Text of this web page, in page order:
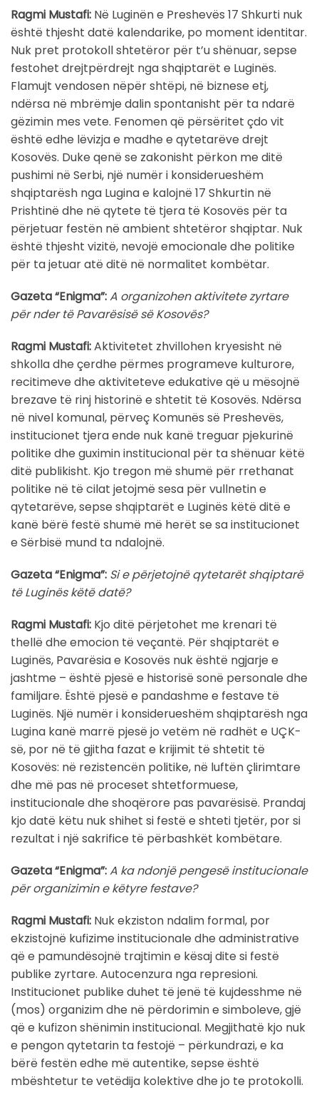
Ragmi Mustafi: Në Luginën e Preshevës 17 Shkurti nuk
është thjesht datë kalendarike, po moment identitar.
Nuk pret protokoll shtetëror për t’u shënuar, sepse
festohet drejtpërdrejt nga shqiptarët e Luginës.
Flamujt vendosen nëpër shtëpi, në biznese etj,
ndërsa në mbrëmje dalin spontanisht për ta ndarë
gëzimin mes vete. Fenomen që përsëritet çdo vit
është edhe lëvizja e madhe e qytetarëve drejt
Kosovës. Duke qenë se zakonisht përkon me ditë
pushimi në Serbi, një numër i konsiderueshëm
shqiptarësh nga Lugina e kalojnë 17 Shkurtin në
Prishtinë dhe në qytete të tjera të Kosovës për ta
përjetuar festën në ambient shtetëror shqiptar. Nuk
është thjesht vizitë, nevojë emocionale dhe politike
për ta jetuar atë ditë në normalitet kombëtar.
Gazeta “Enigma”:A organizohen aktivitete zyrtare
për nder të Pavarësisë së Kosovës?
Ragmi Mustafi:Aktivitetet zhvillohen kryesisht në
shkolla dhe çerdhe përmes programeve kulturore,
recitimeve dhe aktiviteteve edukative që u mësojnë
brezave të rinj historinë e shtetit të Kosovës. Ndërsa
në nivel komunal, përveç Komunës së Preshevës,
institucionet tjera ende nuk kanë treguar pjekurinë
politike dhe guximin institucional për ta shënuar këtë
ditë publikisht. Kjo tregon më shumë për rrethanat
politike në të cilat jetojmë sesa për vullnetin e
qytetarëve, sepse shqiptarët e Luginës këtë ditë e
kanë bërë festë shumë më herët se sa institucionet
e Sërbisë mund ta ndalojnë.
Gazeta “Enigma”: Si e përjetojnë qytetarët shqiptarë
të Luginës këtë datë?
Ragmi Mustafi: Kjo ditë përjetohet me krenari të
thellë dhe emocion të veçantë. Për shqiptarët e
Luginës, Pavarësia e Kosovës nuk është ngjarje e
jashtme – është pjesë e historisë sonë personale dhe
familjare. Është pjesë e pandashme e festave të
Luginës. Një numër i konsiderueshëm shqiptarësh nga
Lugina kanë marrë pjesë jo vetëm në radhët e UÇK-
së, por në të gjitha fazat e krijimit të shtetit të
Kosovës: në rezistencën politike, në luftën çlirimtare
dhe më pas në proceset shtetformuese,
institucionale dhe shoqërore pas pavarësisë. Prandaj
kjo datë këtu nuk shihet si festë e shteti tjetër, por si
rezultat i një sakrifice të përbashkët kombëtare.
Gazeta “Enigma”:A ka ndonjë pengesë institucionale
për organizimin e këtyre festave?
Ragmi Mustafi: Nuk ekziston ndalim formal, por
ekzistojnë kufizime institucionale dhe administrative
që e pamundësojnë trajtimin e kësaj dite si festë
publike zyrtare. Autocenzura nga represioni.
Institucionet publike duhet të jenë të kujdesshme në
(mos) organizim dhe në përdorimin e simboleve, gjë
që e kufizon shënimin institucional. Megjithatë kjo nuk
e pengon qytetarin ta festojë – përkundrazi, e ka
bërë festën edhe më autentike, sepse është
mbështetur te vetëdija kolektive dhe jo te protokolli.